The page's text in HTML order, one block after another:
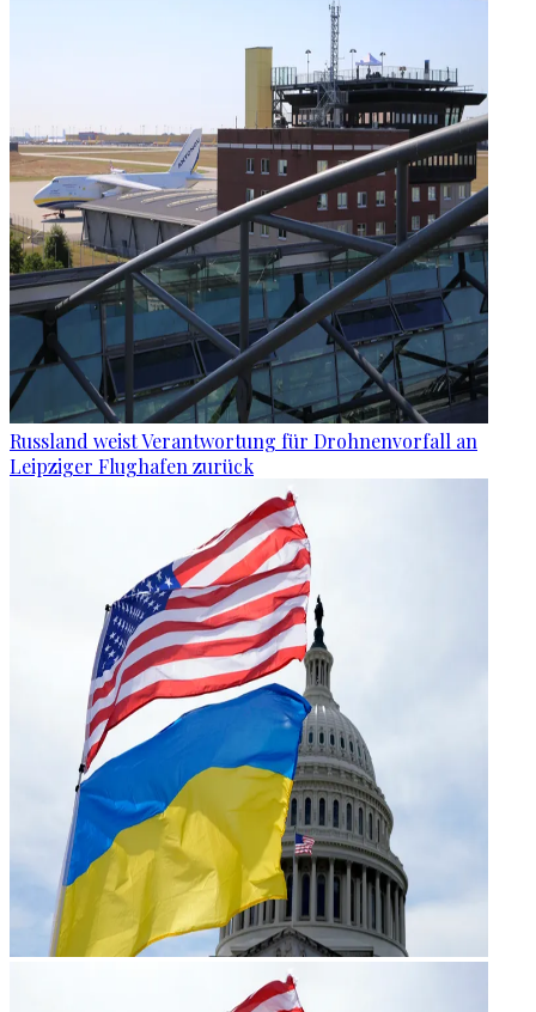
Russland weist Verantwortung für Drohnenvorfall an
Leipziger Flughafen zurück